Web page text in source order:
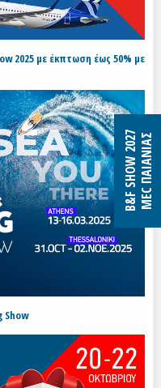
2025 με έκπτωση έως 50% με
Show
B&F SHOW 2027MEC ΠΑΙΑΝΙΑΣ